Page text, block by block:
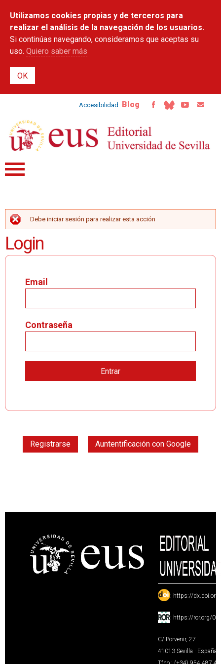
contenido
principal
Utilizamos cookies propias y de terceros para
realizar el análisis de la navegación de los usuarios.
Si continúas navegando, consideramos que aceptas su
uso. Quiero saber más
Accesibilidad Blog
MENSAJE DE ERROR
Debe iniciar sesión para realizar esta acción
Login
Email
Contraseña
Registrarse Auntentificación con Google
: https://
: https://ror.org/
C/ Porvenir, 27
41013 Sevilla · España